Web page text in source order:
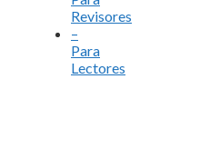
Revisores
–
Para
Lectores